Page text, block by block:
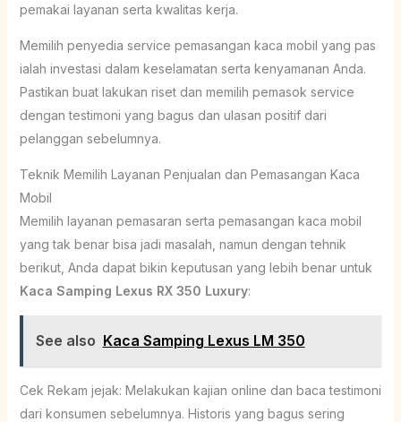
pemakai layanan serta kwalitas kerja.
Memilih penyedia service pemasangan kaca mobil yang pas
ialah investasi dalam keselamatan serta kenyamanan Anda.
Pastikan buat lakukan riset dan memilih pemasok service
dengan testimoni yang bagus dan ulasan positif dari
pelanggan sebelumnya.
Teknik Memilih Layanan Penjualan dan Pemasangan Kaca
Mobil
Memilih layanan pemasaran serta pemasangan kaca mobil
yang tak benar bisa jadi masalah, namun dengan tehnik
berikut, Anda dapat bikin keputusan yang lebih benar untuk
Kaca Samping Lexus RX 350 Luxury:
See also Kaca Samping Lexus LM 350
Cek Rekam jejak: Melakukan kajian online dan baca testimoni
dari konsumen sebelumnya. Historis yang bagus sering